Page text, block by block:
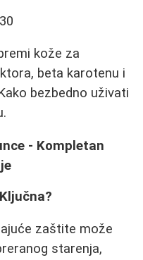
kože za
beta karotenu i
bezbedno uživati
- Kompletan
zaštite može
starenja,